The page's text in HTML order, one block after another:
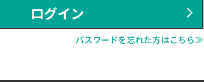
ログイン
パスワードを忘れた方はこちら≫